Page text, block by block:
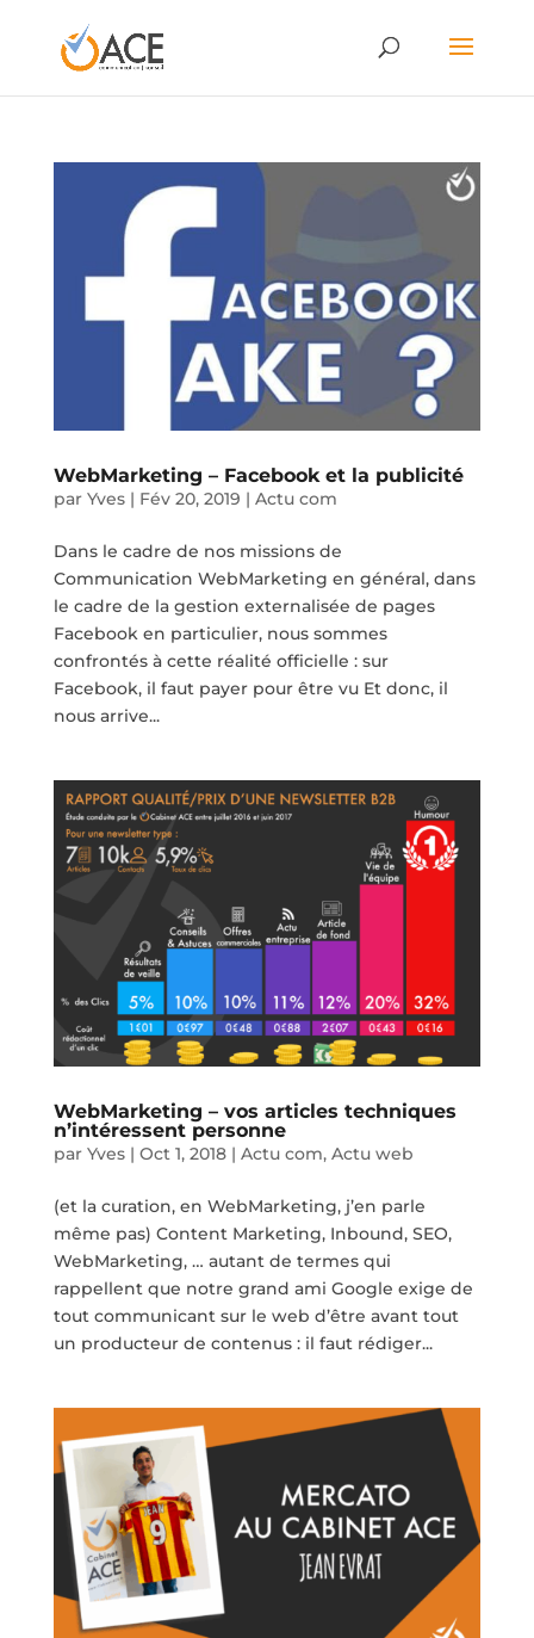
WebMarketing – Facebook et la publicité
par Yves| Fév 20, 2019 | Actu com
Dans le cadre de nos missions de
Communication WebMarketing en général, dans
le cadre de la gestion externalisée de pages
Facebook en particulier, nous sommes
confrontés à cette réalité officielle : sur
Facebook, il faut payer pour être vu Et donc, il
nous arrive...
WebMarketing – vos articles techniques
n’intéressent personne
par Yves| Oct 1, 2018| Actu com, Actu web
(et la curation, en WebMarketing, j’en parle
même pas) Content Marketing, Inbound, SEO,
WebMarketing, … autant de termes qui
rappellent que notre grand ami Google exige de
tout communicant sur le web d’être avant tout
un producteur de contenus : il faut rédiger...